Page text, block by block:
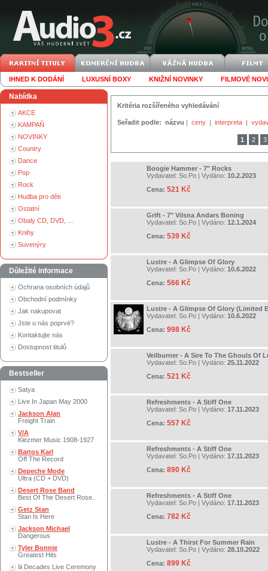
IHNED K DODÁNÍ LUXUSNÍ BOXY KNIŽNÍ NOVINKY FILMOVÉ
Nabídka
AKCE
KAMPAŇ
NOVINKY
Country
Dance
Pop
Rock
Hudba pro děti
Ostatní
Obaly CD, DVD, ...
Knihy
Suvenýry
Důležité informace
Ochrana osobních údajů
Obchodní podmínky
Jak nakupovat
Jste u nás poprvé?
Kontaktujte nás
Dostupnost titulů
Bestseller
Satya
Live In Japan May 2000
Jackson Alan
Freight Train
V/A
Klezmer Music 1908-1927
Bartos Karl
Off The Record
Depeche Mode
Ultra (CD + DVD)
Desert Rose Band
Best Of The Desert Rose..
Getz Stan
Stan Is Here
Jackson Michael
Dangerous
Tyler Bonnie
Greatest Hits
Iii Decades Live Ceremony
Kritéria rozšířeného vyhledávání
Seřadit podle: názvu | ceny | interpreta |
1 2 3
Boogie Hammer - 7" Rocks
Vydavatel: So.Po | Vydáno: 10.2.2023
Cena: 521 Kč
Grift - 7" Vilsna Andars Boning
Vydavatel: So.Po | Vydáno: 12.1.2024
Cena: 539 Kč
Lustre - A Glimpse Of Glory
Vydavatel: So.Po | Vydáno: 10.6.2022
Cena: 566 Kč
Lustre - A Glimpse Of Glory (Limited
Vydavatel: So.Po | Vydáno: 10.6.2022
Cena: 998 Kč
Veilburner - A Sire To The Ghouls Of
Vydavatel: So.Po | Vydáno: 25.11.2022
Cena: 521 Kč
Refreshments - A Stiff One
Vydavatel: So.Po | Vydáno: 17.11.2023
Cena: 557 Kč
Refreshments - A Stiff One
Vydavatel: So.Po | Vydáno: 17.11.2023
Cena: 890 Kč
Refreshments - A Stiff One
Vydavatel: So.Po | Vydáno: 17.11.2023
Cena: 782 Kč
Lustre - A Thirst For Summer Rain
Vydavatel: So.Po | Vydáno: 28.10.2022
Cena: 899 Kč